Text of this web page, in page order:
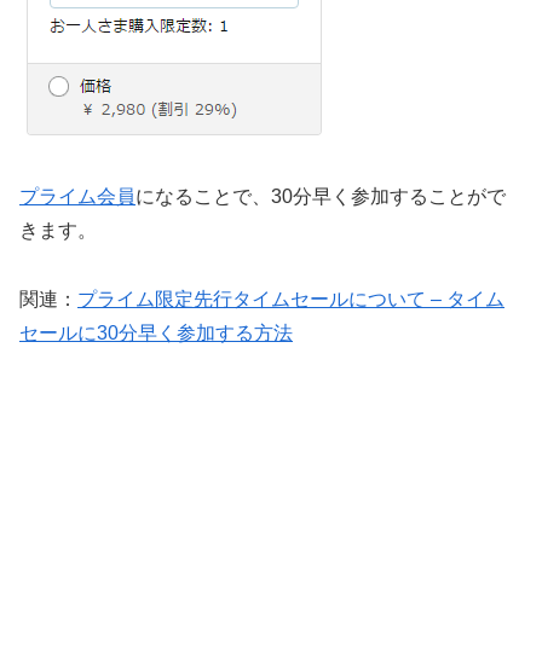
プライム会員になることで、30分早く参加することがで
きます。
関連： プライム限定先行タイムセールについて – タイム
セールに30分早く参加する方法